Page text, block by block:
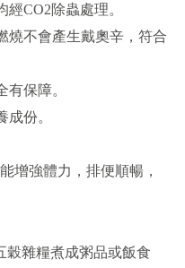
CO2除蟲處理。
燒不會產生戴奧辛，符合
保障。
份。
增強體力，排便順暢，
穀雜糧煮成粥品或飯食